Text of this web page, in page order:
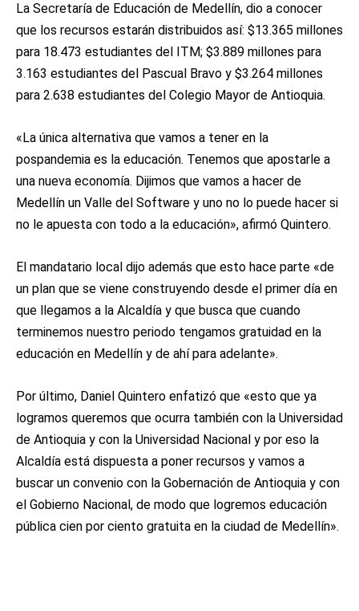
La Secretaría de Educación de Medellín, dio a conocer
que los recursos estarán distribuidos así: $13.365 millones
para 18.473 estudiantes del ITM; $3.889 millones para
3.163 estudiantes del Pascual Bravo y $3.264 millones
para 2.638 estudiantes del Colegio Mayor de Antioquia.
«La única alternativa que vamos a tener en la
pospandemia es la educación. Tenemos que apostarle a
una nueva economía. Dijimos que vamos a hacer de
Medellín un Valle del Software y uno no lo puede hacer si
no le apuesta con todo a la educación», afirmó Quintero.
El mandatario local dijo además que esto hace parte «de
un plan que se viene construyendo desde el primer día en
que llegamos a la Alcaldía y que busca que cuando
terminemos nuestro periodo tengamos gratuidad en la
educación en Medellín y de ahí para adelante».
Por último, Daniel Quintero enfatizó que «esto que ya
logramos queremos que ocurra también con la Universidad
de Antioquia y con la Universidad Nacional y por eso la
Alcaldía está dispuesta a poner recursos y vamos a
buscar un convenio con la Gobernación de Antioquia y con
el Gobierno Nacional, de modo que logremos educación
pública cien por ciento gratuita en la ciudad de Medellín».